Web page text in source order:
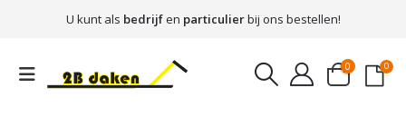
U kunt als bedrijfen particulierbij ons bestellen!
0 0